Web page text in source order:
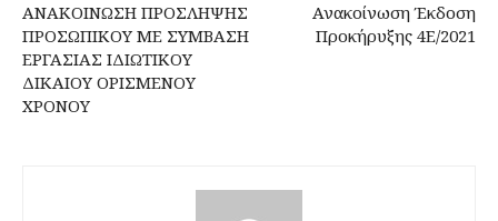
ΑΝΑΚΟΙΝΩΣΗ ΠΡΟΣΛΗΨΗΣ
ΠΡΟΣΩΠΙΚΟΥ ΜΕ ΣΥΜΒΑΣΗ
ΕΡΓΑΣΙΑΣ ΙΔΙΩΤΙΚΟΥ
ΔΙΚΑΙΟΥ ΟΡΙΣΜΕΝΟΥ
ΧΡΟΝΟΥ
Ανακοίνωση Έκδοση
Προκήρυξης 4Ε/2021